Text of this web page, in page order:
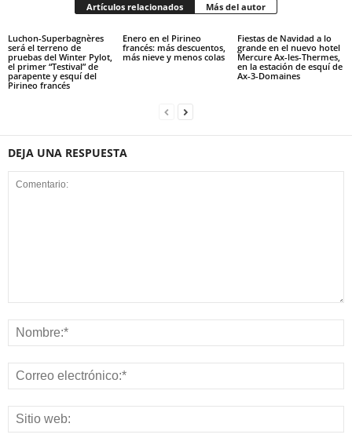
Artículos relacionados Más del autor
Luchon-Superbagnères
será el terreno de
pruebas del Winter Pylot,
el primer “Testival” de
parapente y esquí del
Pirineo francés
Enero en el Pirineo
francés: más descuentos,
más nieve y menos colas
Fiestas de Navidad a lo
grande en el nuevo hotel
Mercure Ax-les-Thermes,
en la estación de esquí de
Ax-3-Domaines
DEJA UNA RESPUESTA